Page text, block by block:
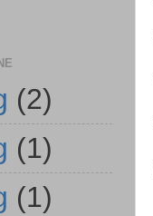
(2)
(1)
(1)